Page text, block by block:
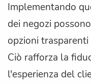
Implementando
dei negozi
opzioni
Ciò rafforza la
l'esperienza del